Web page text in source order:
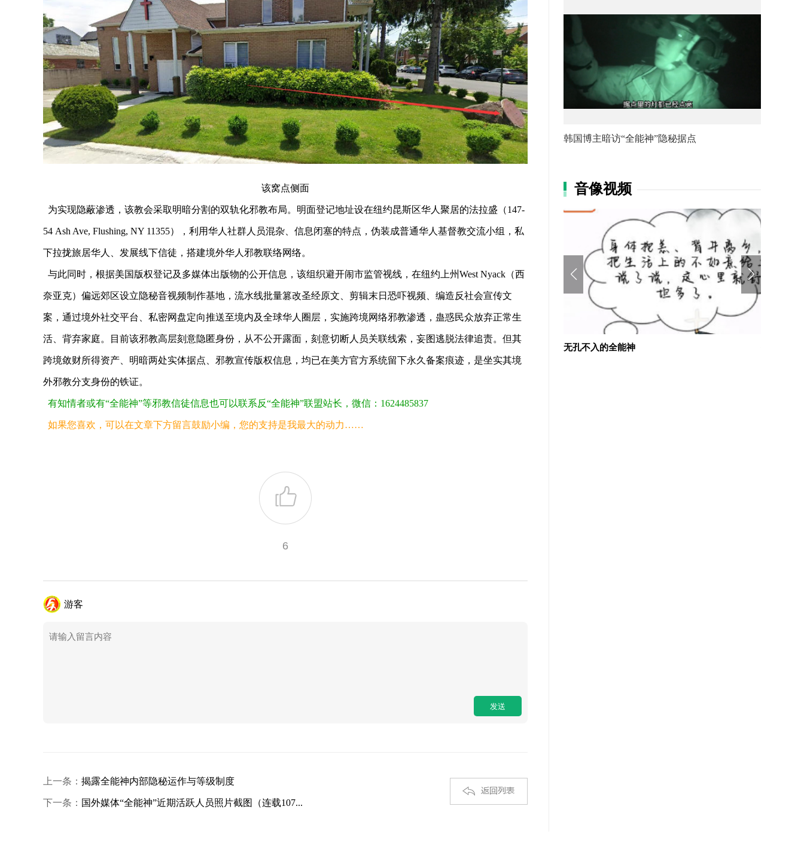
该窝点侧面
为实现隐蔽渗透，该教会采取明暗分割的双轨化邪教布局。明面登记地址设在纽约昆斯区华人聚居的法拉盛（147-
54 Ash Ave, Flushing, NY 11355），利用华人社群人员混杂、信息闭塞的特点，伪装成普通华人基督教交流小组，私
下拉拢旅居华人、发展线下信徒，搭建境外华人邪教联络网络。
与此同时，根据美国版权登记及多媒体出版物的公开信息，该组织避开闹市监管视线，在纽约上州West Nyack（西
奈亚克）偏远郊区设立隐秘音视频制作基地，流水线批量篡改圣经原文、剪辑末日恐吓视频、编造反社会宣传文
案，通过境外社交平台、私密网盘定向推送至境内及全球华人圈层，实施跨境网络邪教渗透，蛊惑民众放弃正常生
活、背弃家庭。目前该邪教高层刻意隐匿身份，从不公开露面，刻意切断人员关联线索，妄图逃脱法律追责。但其
跨境敛财所得资产、明暗两处实体据点、邪教宣传版权信息，均已在美方官方系统留下永久备案痕迹，是坐实其境
外邪教分支身份的铁证。
有知情者或有“全能神”等邪教信徒信息也可以联系反“全能神”联盟站长，微信：1624485837
如果您喜欢，可以在文章下方留言鼓励小编，您的支持是我最大的动力……
6
游客
上一条： 揭露全能神内部隐秘运作与等级制度
下一条： 国外媒体“全能神”近期活跃人员照片截图（连载107...
韩国博主暗访“全能神”隐秘据点
音像视频
外国基督教老人用圣经揭露“全能神”（1）